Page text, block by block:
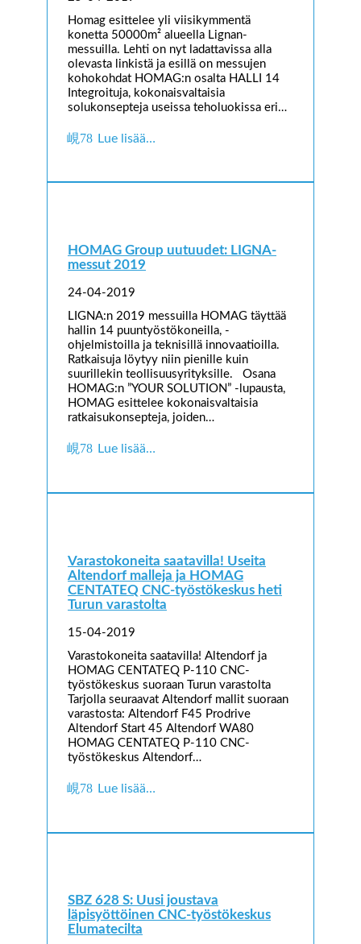
Homag esittelee yli viisikymmentä
konetta 50000m² alueella Lignan-
messuilla. Lehti on nyt ladattavissa alla
olevasta linkistä ja esillä on messujen
kohokohdat HOMAG:n osalta HALLI 14
Integroituja, kokonaisvaltaisia
solukonsepteja useissa teholuokissa eri…
Lue lisää…
HOMAG Group uutuudet: LIGNA-
messut 2019
24-04-2019
LIGNA:n 2019 messuilla HOMAG täyttää
hallin 14 puuntyöstökoneilla, -
ohjelmistoilla ja teknisillä innovaatioilla.
Ratkaisuja löytyy niin pienille kuin
suurillekin teollisuusyrityksille. Osana
HOMAG:n ”YOUR SOLUTION” -lupausta,
HOMAG esittelee kokonaisvaltaisia
ratkaisukonsepteja, joiden…
Lue lisää…
Varastokoneita saatavilla! Useita
Altendorf malleja ja HOMAG
CENTATEQ CNC-työstökeskus heti
Turun varastolta
15-04-2019
Varastokoneita saatavilla! Altendorf ja
HOMAG CENTATEQ P-110 CNC-
työstökeskus suoraan Turun varastolta
Tarjolla seuraavat Altendorf mallit suoraan
varastosta: Altendorf F45 Prodrive
Altendorf Start 45 Altendorf WA80
HOMAG CENTATEQ P-110 CNC-
työstökeskus Altendorf…
Lue lisää…
SBZ 628 S: Uusi joustava
läpisyöttöinen CNC-työstökeskus
Elumatecilta